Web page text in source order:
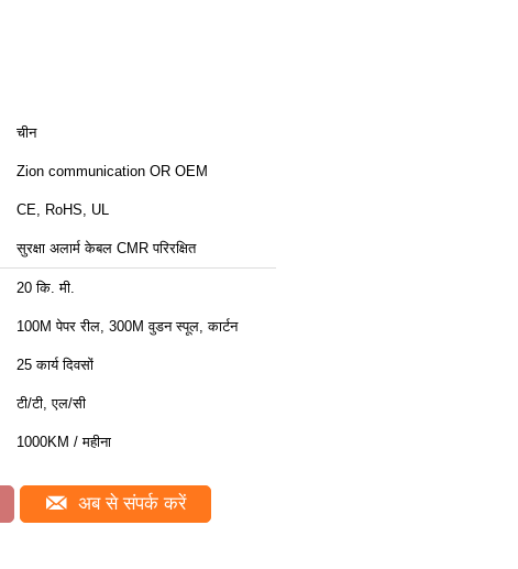
चीन
Zion communication OR OEM
CE, RoHS, UL
सुरक्षा अलार्म केबल CMR परिरक्षित
20 कि. मी.
100M पेपर रील, 300M वुडन स्पूल, कार्टन
25 कार्य दिवसों
टी/टी, एल/सी
1000KM / महीना
अब से संपर्क करें